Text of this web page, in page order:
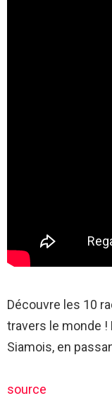
Découvre les 10
travers le monde !
Siamois, en
source